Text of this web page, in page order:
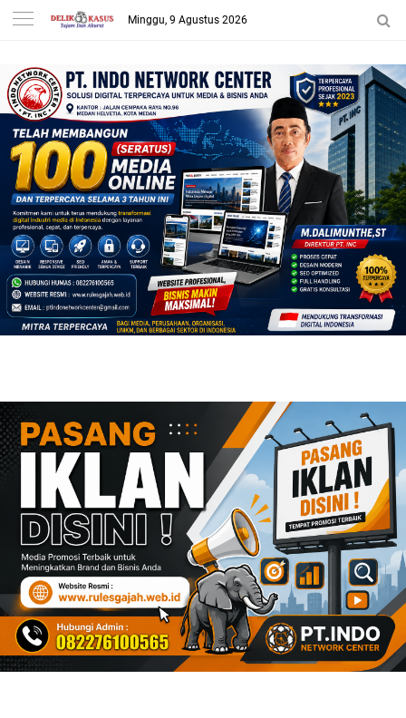
Minggu, 9 Agustus 2026